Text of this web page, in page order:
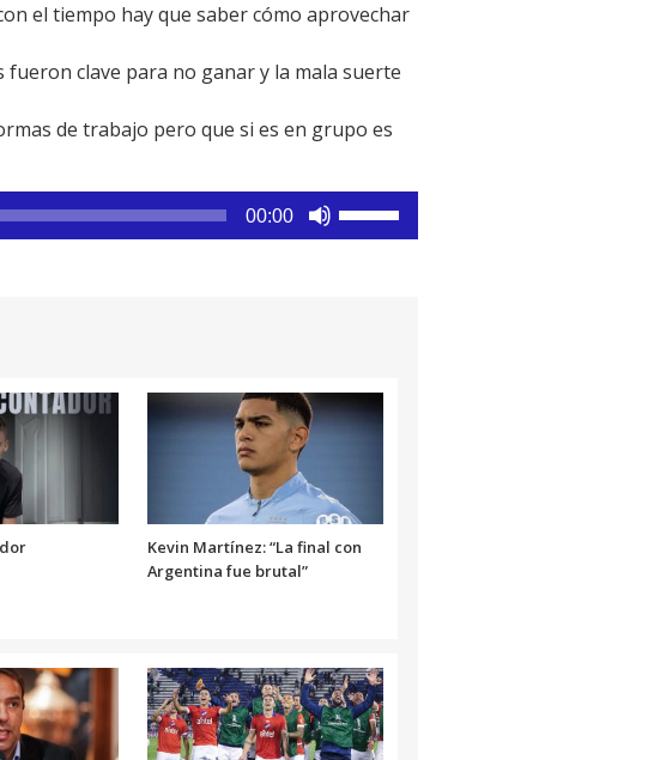
el tiempo hay que saber cómo aprovechar
clave para no ganar y la mala suerte
de trabajo pero que si es en grupo es
00:00
aumentar
o
volumen.
Kevin Martínez: “La final con
Argentina fue brutal”